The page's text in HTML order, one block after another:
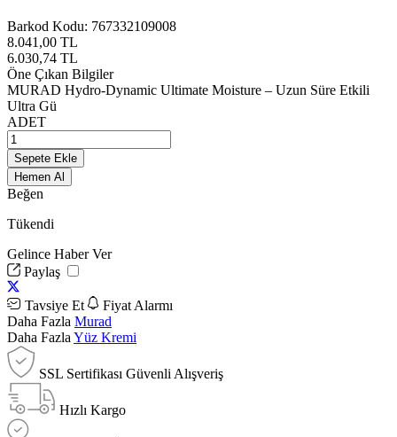
Barkod Kodu: 767332109008
8.041,00 TL
6.030,74 TL
Öne Çıkan Bilgiler
MURAD Hydro-Dynamic Ultimate Moisture – Uzun Süre Etkili
Ultra Gü
ADET
Sepete Ekle
Hemen Al
Beğen
Tükendi
Gelince Haber Ver
Paylaş
Tavsiye Et
Fiyat Alarmı
Daha Fazla Murad
Daha Fazla Yüz Kremi
SSL Sertifikası Güvenli Alışveriş
Hızlı Kargo